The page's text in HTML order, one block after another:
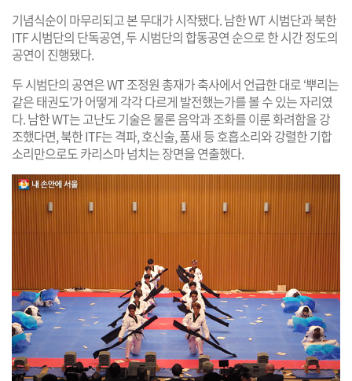
기념식순이 마무리되고 본 무대가 시작됐다. 남한 WT 시범단과 북한
ITF 시범단의 단독공연, 두 시범단의 합동공연 순으로 한 시간 정도의
공연이 진행됐다.
두 시범단의 공연은 WT 조정원 총재가 축사에서 언급한 대로 ‘뿌리는
같은 태권도’가 어떻게 각각 다르게 발전했는가를 볼 수 있는 자리였
다. 남한 WT는 고난도 기술은 물론 음악과 조화를 이룬 화려함을 강
조했다면, 북한 ITF는 격파, 호신술, 품새 등 호흡소리와 강렬한 기합
소리만으로도 카리스마 넘치는 장면을 연출했다.